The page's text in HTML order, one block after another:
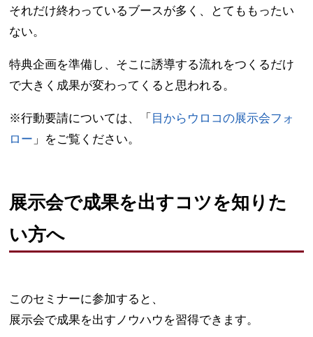
それだけ終わっているブースが多く、とてももったい
ない。
特典企画を準備し、そこに誘導する流れをつくるだけ
で大きく成果が変わってくると思われる。
※行動要請については、「 目からウロコの展示会フォ
ロー 」をご覧ください。
展示会で成果を出すコツを知りた
い方へ
このセミナーに参加すると、
展示会で成果を出すノウハウを習得できます。